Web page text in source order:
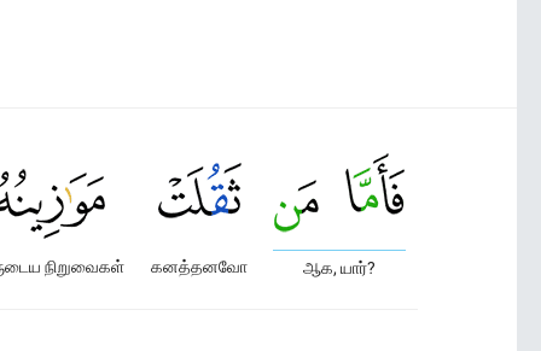
ஆக, யார்?
கனத்தனவோ
நிறுவைகள்